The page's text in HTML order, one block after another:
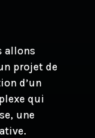
allons
projet de
d’un
qui
une